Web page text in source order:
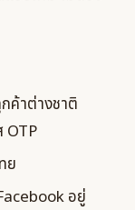
ค้าต่างชาติ
OTP
ย
อยู่